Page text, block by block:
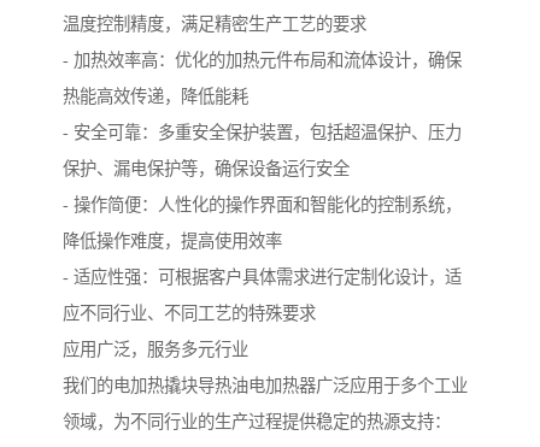
温度控制精度，满足精密生产工艺的要求
- 加热效率高：优化的加热元件布局和流体设计，确保
热能高效传递，降低能耗
- 安全可靠：多重安全保护装置，包括超温保护、压力
保护、漏电保护等，确保设备运行安全
- 操作简便：人性化的操作界面和智能化的控制系统，
降低操作难度，提高使用效率
- 适应性强：可根据客户具体需求进行定制化设计，适
应不同行业、不同工艺的特殊要求
应用广泛，服务多元行业
我们的电加热撬块导热油电加热器广泛应用于多个工业
领域，为不同行业的生产过程提供稳定的热源支持：